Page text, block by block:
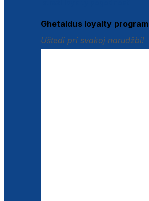
Ghetaldus loyalty program
Uštedi pri svakoj narudžbi!